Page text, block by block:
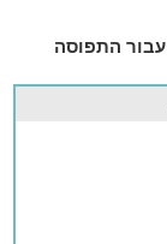
המתחם
מכונת כביסה ומייבש
(השירות זמין
הינו עבור התפוסה